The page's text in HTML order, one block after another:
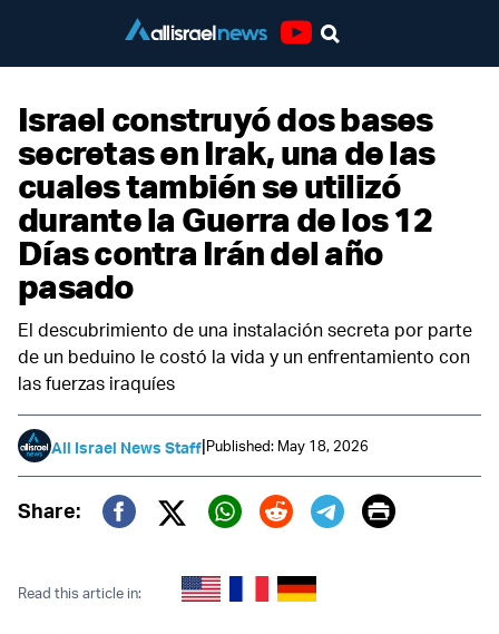
Israel construyó dos bases
secretas en Irak, una de las
cuales también se utilizó
durante la Guerra de los 12
Días contra Irán del año
pasado
El descubrimiento de una instalación secreta por parte
de un beduino le costó la vida y un enfrentamiento con
las fuerzas iraquíes
All Israel News Staff|Published: May 18, 2026
Share:
Twitter (X)
Print
Read this article in: